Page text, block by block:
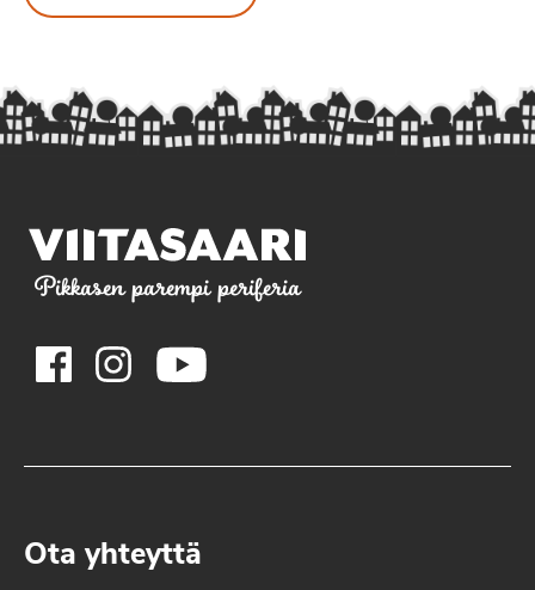
Pikkasen parempi periferia
Ota yhteyttä